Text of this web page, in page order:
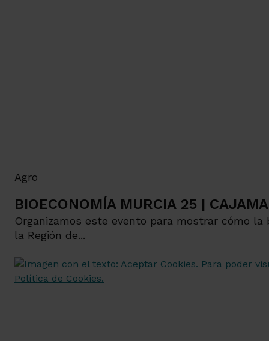
Agro
BIOECONOMÍA MURCIA 25 |
Organizamos este evento para mostrar cómo
la Región de...